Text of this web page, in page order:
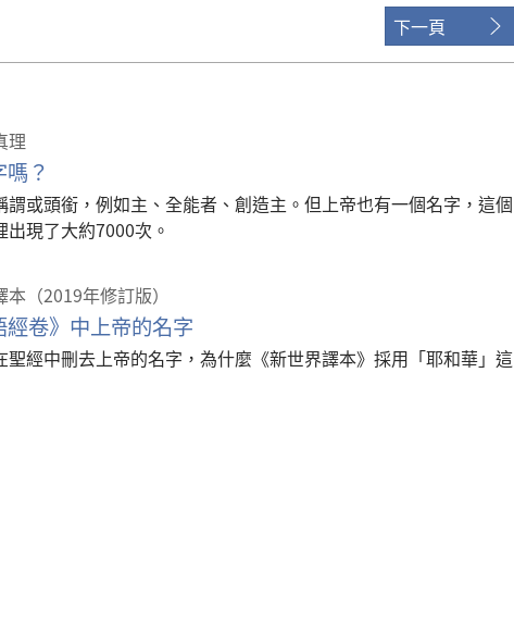
下一頁
理
嗎？
謂或頭銜，例如主、全能者、創造主。但上帝也有一個名字，這個
出現了大約7000次。
（2019年修訂版）
經卷》中上帝的名字
聖經中刪去上帝的名字，為什麼《新世界譯本》採用「耶和華」這